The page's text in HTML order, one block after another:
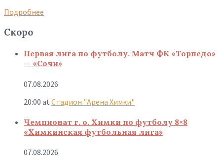
Подробнее
Скоро
Первая лига по футболу. Матч ФК «Торпедо»
— «Сочи»
07.08.2026
20:00 at Стадион "Арена Химки"
Чемпионат г. о. Химки по футболу 8×8
«Химкинская футбольная лига»
07.08.2026